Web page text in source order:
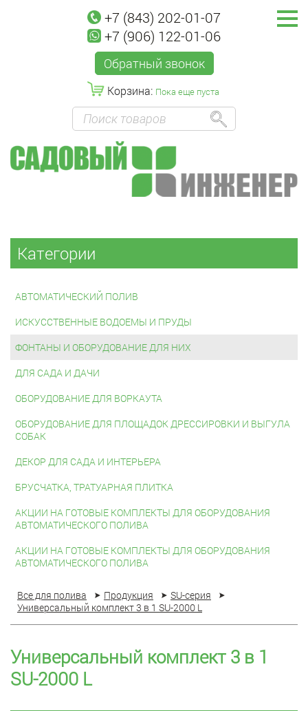
+7 (843) 202-01-07
+7 (906) 122-01-06
Обратный звонок
Корзина: Пока еще пуста
Категории
АВТОМАТИЧЕСКИЙ ПОЛИВ
ИСКУССТВЕННЫЕ ВОДОЕМЫ И ПРУДЫ
ФОНТАНЫ И ОБОРУДОВАНИЕ ДЛЯ НИХ
ДЛЯ САДА И ДАЧИ
ОБОРУДОВАНИЕ ДЛЯ ВОРКАУТА
ОБОРУДОВАНИЕ ДЛЯ ПЛОЩАДОК ДРЕССИРОВКИ И ВЫГУЛА
СОБАК
ДЕКОР ДЛЯ САДА И ИНТЕРЬЕРА
БРУСЧАТКА, ТРАТУАРНАЯ ПЛИТКА
АКЦИИ НА ГОТОВЫЕ КОМПЛЕКТЫ ДЛЯ ОБОРУДОВАНИЯ
АВТОМАТИЧЕСКОГО ПОЛИВА
АКЦИИ НА ГОТОВЫЕ КОМПЛЕКТЫ ДЛЯ ОБОРУДОВАНИЯ
АВТОМАТИЧЕСКОГО ПОЛИВА
Все для полива Продукция
SU-серия
Универсальный комплект 3 в 1 SU-2000 L
Универсальный комплект 3 в 1
SU-2000 L